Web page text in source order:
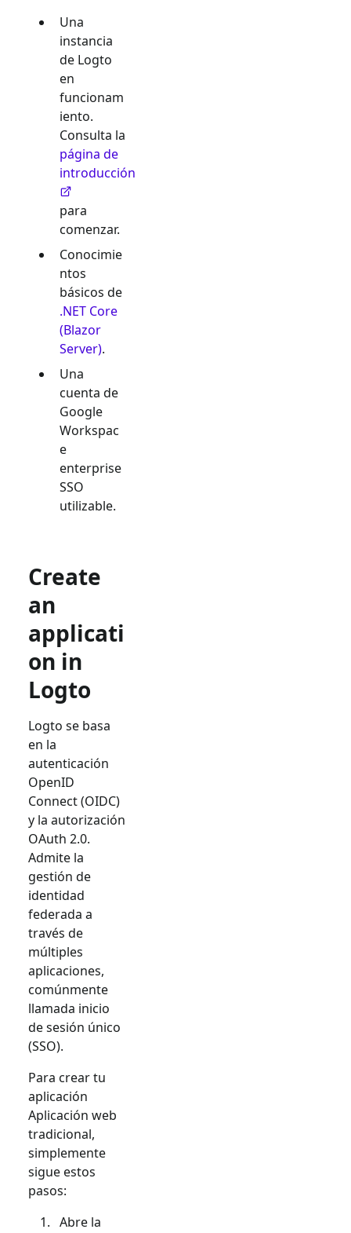
Una
instancia
de Logto
en
funcionam
iento.
Consulta la
página de
introducción
para
comenzar.
Conocimie
ntos
básicos de
.NET Core
(Blazor
Server).
Una
cuenta de
Google
Workspac
e
enterprise
SSO
utilizable.
Create
an
applicati
on in
Logto
Logto se basa
en la
autenticación
OpenID
Connect (OIDC)
y la autorización
OAuth 2.0.
Admite la
gestión de
identidad
federada a
través de
múltiples
aplicaciones,
comúnmente
llamada inicio
de sesión único
(SSO).
Para crear tu
aplicación
Aplicación web
tradicional,
simplemente
sigue estos
pasos:
Abre la